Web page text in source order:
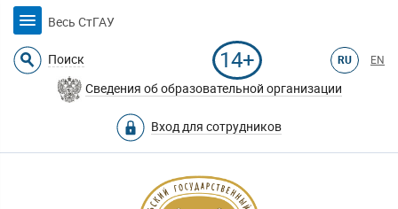
Весь СтГАУ
Поиск 14+ RU EN
Сведения об образовательной организации
Вход для сотрудников